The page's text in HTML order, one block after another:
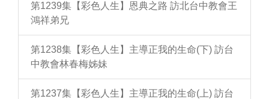
第1239集【彩色人生】恩典之路 訪北台中教會王
鴻祥弟兄
第1238集【彩色人生】主導正我的生命(下) 訪台
中教會林春梅姊妹
第1237集【彩色人生】主導正我的生命(上) 訪台